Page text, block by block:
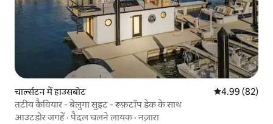
चार्ल्सटन में हाउसबोट औसत रेटिंग 5 में
4.99 (82)
तटीय कैवियार - बेलुगा सुइट - रूफ़टॉप डेक के साथ
आउटडोर जगहें ·पैदल चलने लायक·नज़ारा